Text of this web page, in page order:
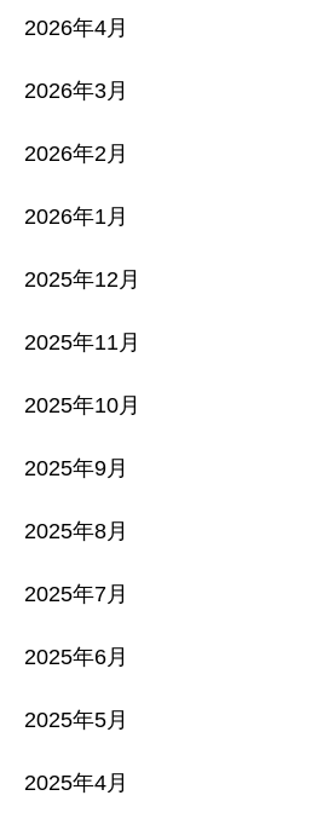
2026年4月
2026年3月
2026年2月
2026年1月
2025年12月
2025年11月
2025年10月
2025年9月
2025年8月
2025年7月
2025年6月
2025年5月
2025年4月